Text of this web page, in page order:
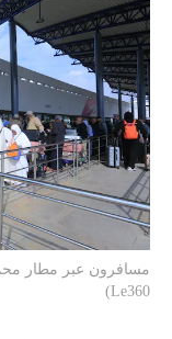
مسافرون عبر مطار
Le360)